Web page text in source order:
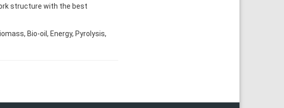
structure with the best
Bio-oil, Energy, Pyrolysis,